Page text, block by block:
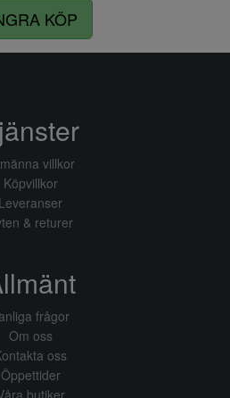
KÖP
villkor
Köpvillkor
Leveranser
& returer
frågor
Om oss
oss
Öppettider
butiker